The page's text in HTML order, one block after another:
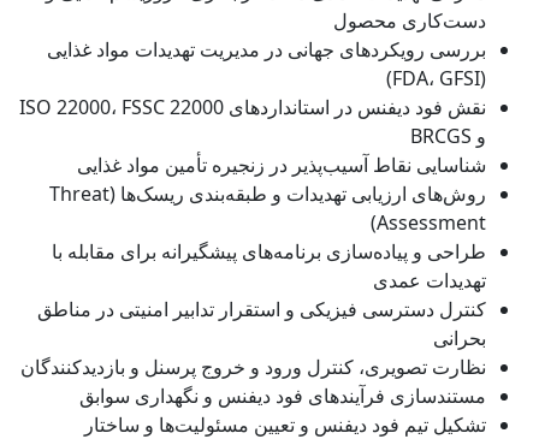
دست‌کاری محصول
بررسی رویکردهای جهانی در مدیریت تهدیدات مواد غذایی
(FDA، GFSI)
نقش فود دیفنس در استانداردهای ISO 22000، FSSC 22000
و BRCGS
شناسایی نقاط آسیب‌پذیر در زنجیره تأمین مواد غذایی
روش‌های ارزیابی تهدیدات و طبقه‌بندی ریسک‌ها (Threat
Assessment)
طراحی و پیاده‌سازی برنامه‌های پیشگیرانه برای مقابله با
تهدیدات عمدی
کنترل دسترسی فیزیکی و استقرار تدابیر امنیتی در مناطق
بحرانی
نظارت تصویری، کنترل ورود و خروج پرسنل و بازدیدکنندگان
مستندسازی فرآیندهای فود دیفنس و نگهداری سوابق
تشکیل تیم فود دیفنس و تعیین مسئولیت‌ها و ساختار